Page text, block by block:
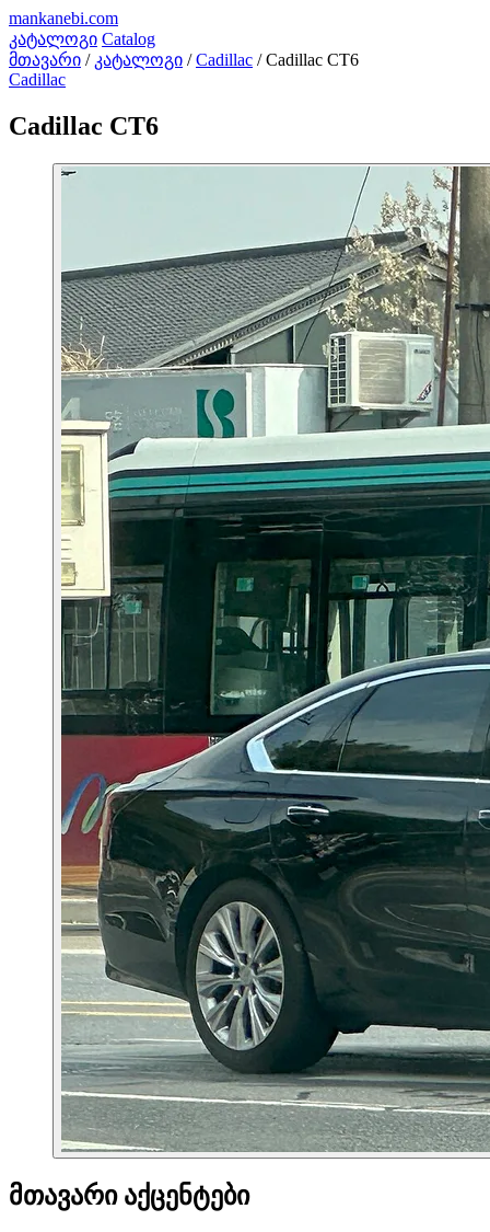
mankanebi.com
კატალოგი Catalog
მთავარი / კატალოგი / Cadillac / Cadillac CT6
Cadillac
Cadillac CT6
მთავარი აქცენტები